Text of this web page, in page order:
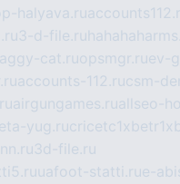
halyava.ru
3-d-file.ru
cat.ruopsmgr.ruev-
accounts-112.rucsm-
airgungames.ruallseo-
yug.ru
3d-file.ru
uafoot-statti.rue-